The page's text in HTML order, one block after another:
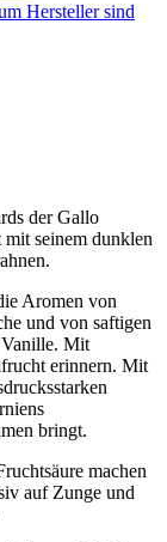
Hersteller sind
der Gallo
seinem dunklen
Aromen von
und von saftigen
Vanille. Mit
erinnern. Mit
bringt.
machen
auf Zunge und